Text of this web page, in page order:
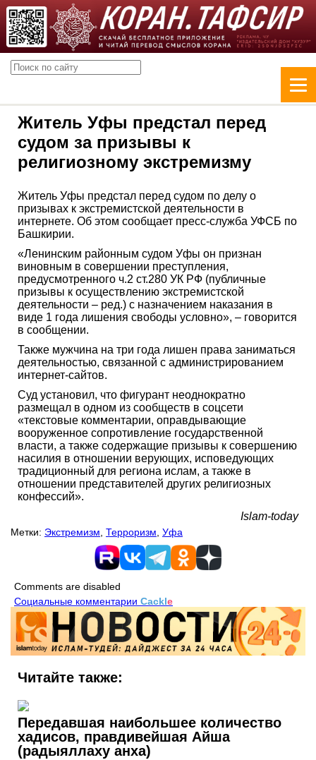
Житель Уфы предстал перед
судом за призывы к
религиозному экстремизму
Житель Уфы предстал перед судом по делу о
призывах к экстремистской деятельности в
интернете. Об этом сообщает пресс-служба УФСБ по
Башкирии.
«Ленинским районным судом Уфы он признан
виновным в совершении преступления,
предусмотренного ч.2 ст.280 УК РФ (публичные
призывы к осуществлению экстремистской
деятельности – ред.) с назначением наказания в
виде 1 года лишения свободы условно», – говорится
в сообщении.
Также мужчина на три года лишен права заниматься
деятельностью, связанной с администрированием
интернет-сайтов.
Суд установил, что фигурант неоднократно
размещал в одном из сообществ в соцсети
«текстовые комментарии, оправдывающие
вооруженное сопротивление государственной
власти, а также содержащие призывы к совершению
насилия в отношении верующих, исповедующих
традиционный для региона ислам, а также в
отношении представителей других религиозных
конфессий».
Islam-today
Метки: Экстремизм Терроризм Уфа
Comments are disabled
Социальные комментарии Cackle
Читайте также:
Передавшая наибольшее количество
хадисов, правдивейшая Айша
(радыяллаху анха)